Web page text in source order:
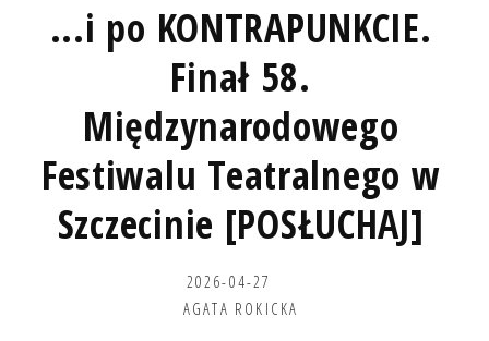
...i po KONTRAPUNKCIE.
Finał 58.
Międzynarodowego
Festiwalu Teatralnego w
Szczecinie [POSŁUCHAJ]
2026-04-27
AGATA ROKICKA